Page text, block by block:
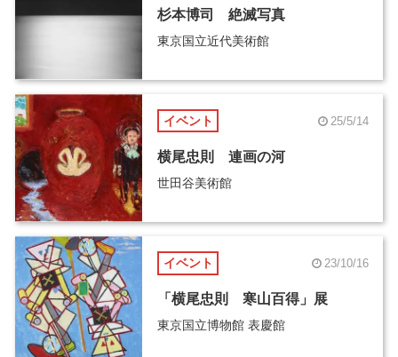
杉本博司 絶滅写真
東京国立近代美術館
イベント 25/5/14
横尾忠則 連画の河
世田谷美術館
イベント 23/10/16
「横尾忠則 寒山百得」展
東京国立博物館 表慶館